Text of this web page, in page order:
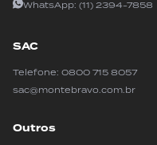
WhatsApp: (11) 2394-7858
SAC
Telefone: 0800 715 8057
sac@montebravo.com.br
Outros